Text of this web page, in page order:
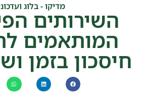
מדיקו - בלוג
השירותים
המותאמים
חיסכון בזמן